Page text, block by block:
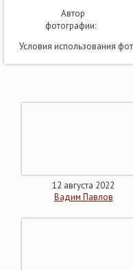
Автор
фотографии:
Условия использования
12 августа 2022
Вадим Павлов